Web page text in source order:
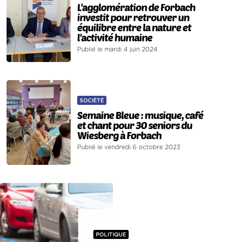
L'agglomération de Forbach
investit pour retrouver un
équilibre entre la nature et
l'activité humaine
Publié le mardi 4 juin 2024
SOCIÉTÉ
Semaine Bleue : musique, café
et chant pour 30 seniors du
Wiesberg à Forbach
Publié le vendredi 6 octobre 2023
POLITIQUE